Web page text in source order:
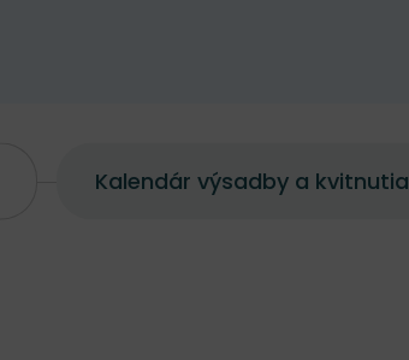
Kalendár výsadby a kvitnutia